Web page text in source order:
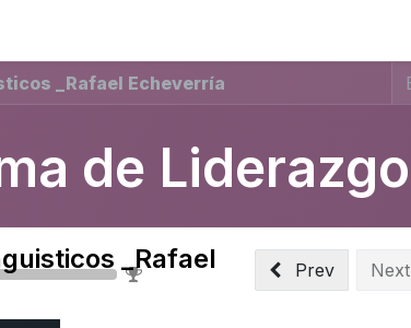
_Rafael Echeverría
de Liderazgo
0%
_Rafael
Prev Next